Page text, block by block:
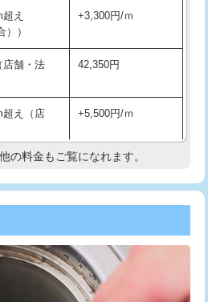
の価格です。
置) 5,500円
（バンド止
5,500円
埋め戻し作
11,000円
・HI）使
鋼管・銅
まで)
44,000円
管・銅
+8,800円
え
））
+3,300円/ｍ
店舗・法
42,350円
え（店
+5,500円/ｍ
現地調査
え +3,300円
33,000円
の料金もご覧になれます。